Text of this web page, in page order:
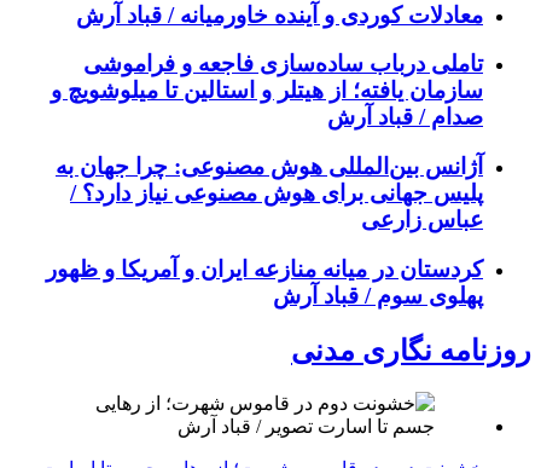
معادلات کوردی و آینده خاورمیانه / قباد آرش
تاملی درباب سادەسازی فاجعە و فراموشی
سازمان یافتە؛ از هیتلر و استالین تا میلوشویچ و
صدام / قباد آرش
آژانس بین‌المللی هوش مصنوعی: چرا جهان به
پلیس جهانی برای هوش مصنوعی نیاز دارد؟ /
عباس زارعی
کردستان در میانه منازعە ایران و آمریکا و ظهور
پهلوی سوم / قباد آرش
روزنامه نگاری مدنی